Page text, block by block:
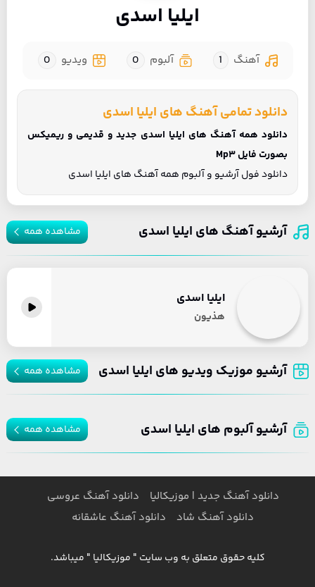
ایلیا اسدی
آهنگ 1 آلبوم 0 ویدیو 0
دانلود تمامی آهنگ های ایلیا اسدی
دانلود همه آهنگ های ایلیا اسدی جدید و قدیمی و ریمیکس
بصورت فایل Mp3
دانلود فول آرشیو و آلبوم همه آهنگ های ایلیا اسدی
آرشیو آهنگ های ایلیا اسدی مشاهده همه
ایلیا اسدی
هذیون
آرشیو موزیک ویدیو های ایلیا اسدی مشاهده همه
آرشیو آلبوم های ایلیا اسدی مشاهده همه
دانلود آهنگ جدید | موزیکالیا
دانلود آهنگ عروسی
دانلود آهنگ شاد
دانلود آهنگ عاشقانه
کلیه حقوق متعلق به وب سایت " موزیکالیا " میباشد.